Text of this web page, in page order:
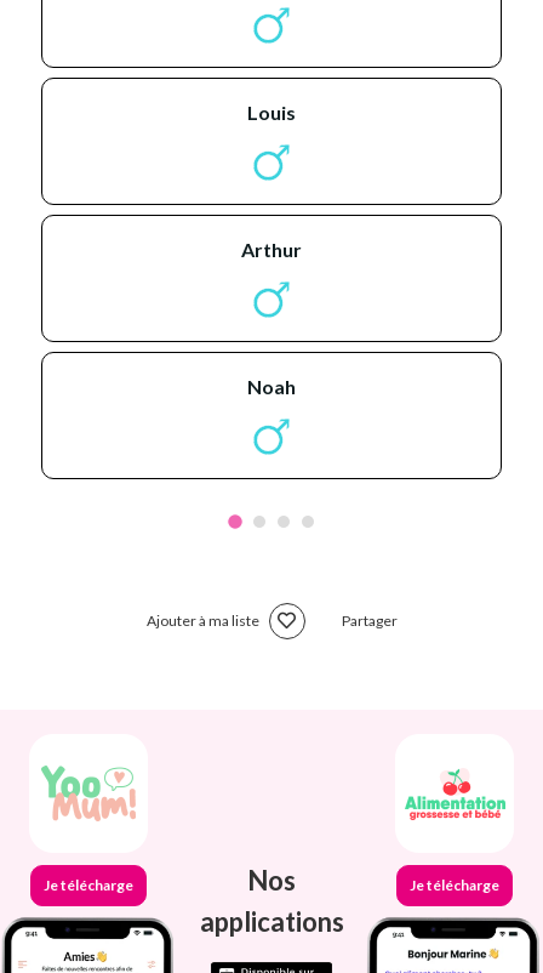
louis
arthur
noah
Ajouter à ma liste Partager
Je télécharge
Nos
applications
Je télécharge